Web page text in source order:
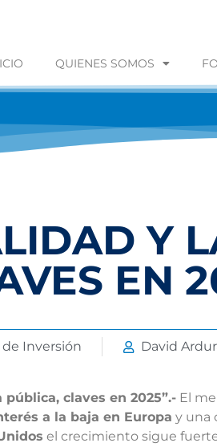
QUIENES SOMOS
Y
EN
Inversión David
claves en 2025”.- El
a la baja en Europa y una
el crecimiento sigue